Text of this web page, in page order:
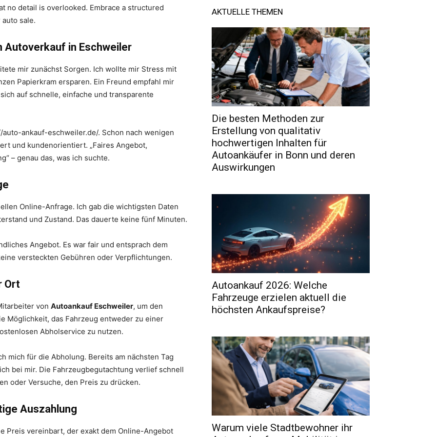
no detail is overlooked. Embrace a structured
sale.
Autoverkauf in Eschweiler
mir zunächst Sorgen. Ich wollte mir Stress mit
Papierkram ersparen. Ein Freund empfahl mir
auf schnelle, einfache und transparente
ankauf-eschweiler.de/. Schon nach wenigen
und kundenorientiert. „Faires Angebot,
– genau das, was ich suchte.
Online-Anfrage. Ich gab die wichtigsten Daten
und Zustand. Das dauerte keine fünf Minuten.
Angebot. Es war fair und entsprach dem
versteckten Gebühren oder Verpflichtungen.
Ort
von Autoankauf Eschweiler, um den
Möglichkeit, das Fahrzeug entweder zu einer
Abholservice zu nutzen.
mich für die Abholung. Bereits am nächsten Tag
bei mir. Die Fahrzeugbegutachtung verlief schnell
oder Versuche, den Preis zu drücken.
Auszahlung
Preis vereinbart, der exakt dem Online-Angebot
AKTUELLE THEMEN
Die besten Methoden zur
Erstellung von qualitativ
hochwertigen Inhalten für
Autoankäufer in Bonn und deren
Auswirkungen
Autoankauf 2026: Welche
Fahrzeuge erzielen aktuell die
höchsten Ankaufspreise?
Warum viele Stadtbewohner ihr